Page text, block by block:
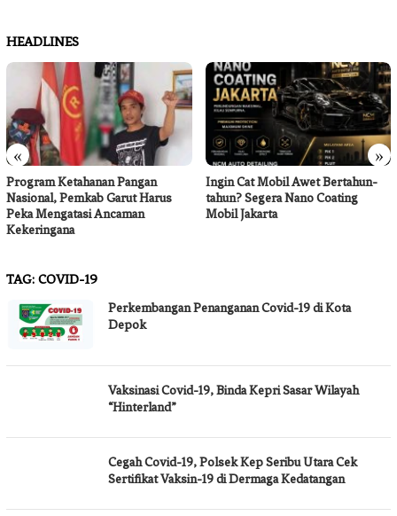
HEADLINES
« »
Program Ketahanan Pangan
Nasional, Pemkab Garut Harus
Peka Mengatasi Ancaman
Kekeringana
Ingin Cat Mobil Awet Bertahun-
tahun? Segera Nano Coating
Mobil Jakarta
TAG: COVID-19
Perkembangan Penanganan Covid-19 di Kota
Depok
Vaksinasi Covid-19, Binda Kepri Sasar Wilayah
“Hinterland”
Cegah Covid-19, Polsek Kep Seribu Utara Cek
Sertifikat Vaksin-19 di Dermaga Kedatangan